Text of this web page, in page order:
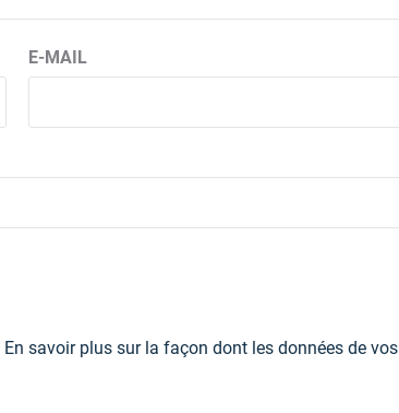
E-MAIL
En savoir plus sur la façon dont les données de vos